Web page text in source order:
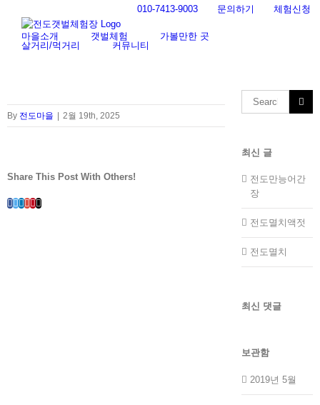
content
010-7413-9003 문의하기 체험신청
마을소개 갯벌체험
가볼만한 곳
살거리/먹거리
커뮤니티
By 전도마을 2월 19th, 2025
Share This Post With Others!
Facebook
Twitter
LinkedIn
Whatsapp
Google+
Pinterest
Email
Search
for:
최신 글
전도만능어간
장
전도멸치액젓
전도멸치
최신 댓글
보관함
2019년 5월